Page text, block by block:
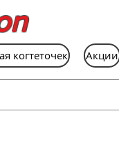
когтеточек Акции